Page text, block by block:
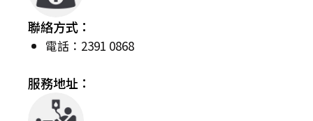
聯絡方式：
電話：2391 0868
服務地址：